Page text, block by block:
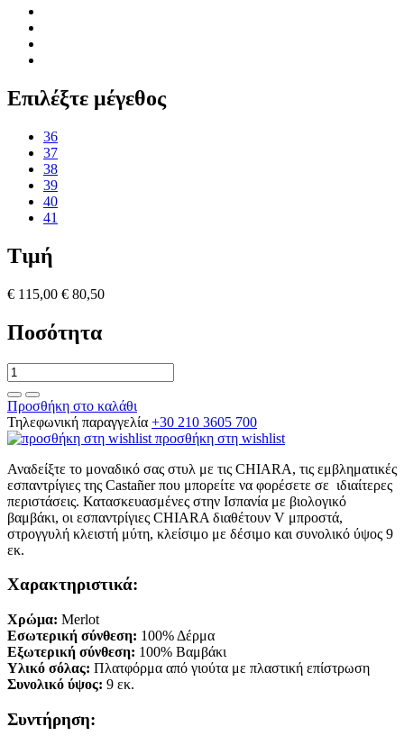
Επιλέξτε μέγεθος
36
37
38
39
40
41
Τιμή
€ 115,00 € 80,50
Ποσότητα
Προσθήκη στο καλάθι
Τηλεφωνική παραγγελία +30 210 3605 700
προσθήκη στη wishlist
Αναδείξτε το μοναδικό σας στυλ με τις CHIARA, τις εμβληματικές
εσπαντρίγιες της Castañer που μπορείτε να φορέσετε σε ιδιαίτερες
περιστάσεις. Κατασκευασμένες στην Ισπανία με βιολογικό
βαμβάκι, οι εσπαντρίγιες CHIARA διαθέτουν V μπροστά,
στρογγυλή κλειστή μύτη, κλείσιμο με δέσιμο και συνολικό ύψος 9
εκ.
Χαρακτηριστικά:
Χρώμα: Merlot
Εσωτερική σύνθεση: 100% Δέρμα
Εξωτερική σύνθεση: 100% Βαμβάκι
Υλικό σόλας: Πλατφόρμα από γιούτα με πλαστική επίστρωση
Συνολικό ύψος: 9 εκ.
Συντήρηση: